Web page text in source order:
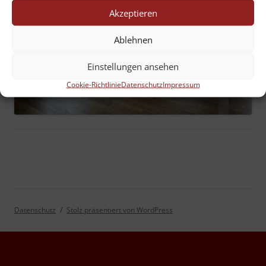
Akzeptieren
Ablehnen
Einstellungen ansehen
Cookie-RichtlinieDatenschutzImpressum
Datenschutz Stolz präsentiert von WordPress